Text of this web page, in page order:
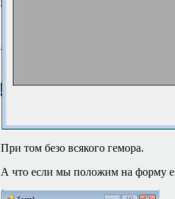
При том безо всякого гемора.
А что если мы положим на форму